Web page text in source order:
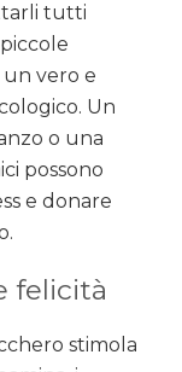
tutti
vero e
Un
o una
possono
e donare
felicità
stimola